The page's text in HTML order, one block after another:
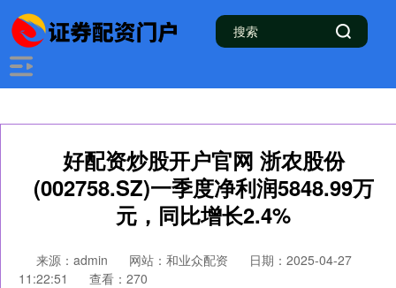
好配资炒股开户官网 浙农股份
(002758.SZ)一季度净利润5848.99万
元，同比增长2.4%
来源：admin 网站：和业众配资
日期：2025-04-27
11:22:51
查看：270